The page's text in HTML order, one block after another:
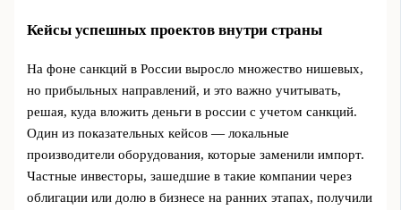
Кейсы успешных проектов внутри страны
На фоне санкций в России выросло множество нишевых,
но прибыльных направлений, и это важно учитывать,
решая, куда вложить деньги в россии с учетом санкций.
Один из показательных кейсов — локальные
производители оборудования, которые заменили импорт.
Частные инвесторы, зашедшие в такие компании через
облигации или долю в бизнесе на ранних этапах, получили